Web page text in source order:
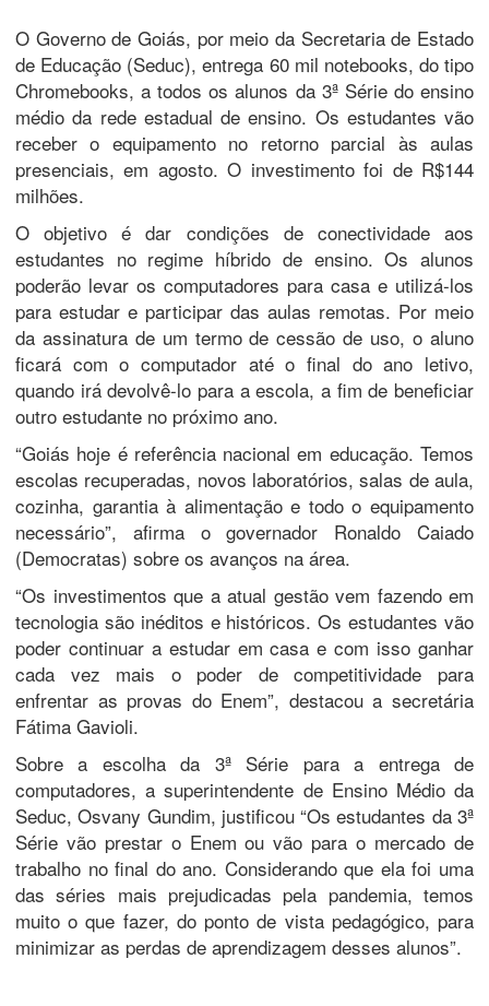
O Governo de Goiás, por meio da Secretaria de Estado
de Educação (Seduc), entrega 60 mil notebooks, do tipo
Chromebooks, a todos os alunos da 3ª Série do ensino
médio da rede estadual de ensino. Os estudantes vão
receber o equipamento no retorno parcial às aulas
presenciais, em agosto. O investimento foi de R$144
milhões.
O objetivo é dar condições de conectividade aos
estudantes no regime híbrido de ensino. Os alunos
poderão levar os computadores para casa e utilizá-los
para estudar e participar das aulas remotas. Por meio
da assinatura de um termo de cessão de uso, o aluno
ficará com o computador até o final do ano letivo,
quando irá devolvê-lo para a escola, a fim de beneficiar
outro estudante no próximo ano.
“Goiás hoje é referência nacional em educação. Temos
escolas recuperadas, novos laboratórios, salas de aula,
cozinha, garantia à alimentação e todo o equipamento
necessário”, afirma o governador Ronaldo Caiado
(Democratas) sobre os avanços na área.
“Os investimentos que a atual gestão vem fazendo em
tecnologia são inéditos e históricos. Os estudantes vão
poder continuar a estudar em casa e com isso ganhar
cada vez mais o poder de competitividade para
enfrentar as provas do Enem”, destacou a secretária
Fátima Gavioli.
Sobre a escolha da 3ª Série para a entrega de
computadores, a superintendente de Ensino Médio da
Seduc, Osvany Gundim, justificou “Os estudantes da 3ª
Série vão prestar o Enem ou vão para o mercado de
trabalho no final do ano. Considerando que ela foi uma
das séries mais prejudicadas pela pandemia, temos
muito o que fazer, do ponto de vista pedagógico, para
minimizar as perdas de aprendizagem desses alunos”.